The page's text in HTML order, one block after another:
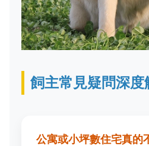
飼主常見疑問深度
公寓或小坪數住宅真的